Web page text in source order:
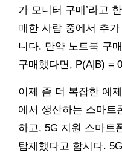
가 모니터 구매’라고
매한 사람 중에서 추
니다. 만약 노트북 구
구매했다면, P(A|B) =
이제 좀 더 복잡한 예
에서 생산하는 스마트
하고, 5G 지원 스마트
탑재했다고 합시다.